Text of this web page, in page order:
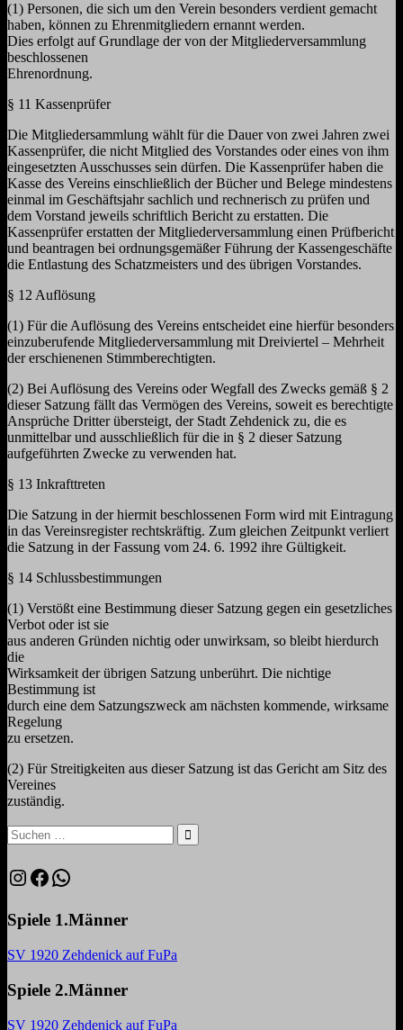
(1) Personen, die sich um den Verein besonders verdient gemacht
haben, können zu Ehrenmitgliedern ernannt werden.
Dies erfolgt auf Grundlage der von der Mitgliederversammlung
beschlossenen
Ehrenordnung.
§ 11 Kassenprüfer
Die Mitgliedersammlung wählt für die Dauer von zwei Jahren zwei
Kassenprüfer, die nicht Mitglied des Vorstandes oder eines von ihm
eingesetzten Ausschusses sein dürfen. Die Kassenprüfer haben die
Kasse des Vereins einschließlich der Bücher und Belege mindestens
einmal im Geschäftsjahr sachlich und rechnerisch zu prüfen und
dem Vorstand jeweils schriftlich Bericht zu erstatten. Die
Kassenprüfer erstatten der Mitgliederversammlung einen Prüfbericht
und beantragen bei ordnungsgemäßer Führung der Kassengeschäfte
die Entlastung des Schatzmeisters und des übrigen Vorstandes.
§ 12 Auflösung
(1) Für die Auflösung des Vereins entscheidet eine hierfür besonders
einzuberufende Mitgliederversammlung mit Dreiviertel – Mehrheit
der erschienenen Stimmberechtigten.
(2) Bei Auflösung des Vereins oder Wegfall des Zwecks gemäß § 2
dieser Satzung fällt das Vermögen des Vereins, soweit es berechtigte
Ansprüche Dritter übersteigt, der Stadt Zehdenick zu, die es
unmittelbar und ausschließlich für die in § 2 dieser Satzung
aufgeführten Zwecke zu verwenden hat.
§ 13 Inkrafttreten
Die Satzung in der hiermit beschlossenen Form wird mit Eintragung
in das Vereinsregister rechtskräftig. Zum gleichen Zeitpunkt verliert
die Satzung in der Fassung vom 24. 6. 1992 ihre Gültigkeit.
§ 14 Schlussbestimmungen
(1) Verstößt eine Bestimmung dieser Satzung gegen ein gesetzliches
Verbot oder ist sie
aus anderen Gründen nichtig oder unwirksam, so bleibt hierdurch
die
Wirksamkeit der übrigen Satzung unberührt. Die nichtige
Bestimmung ist
durch eine dem Satzungszweck am nächsten kommende, wirksame
Regelung
zu ersetzen.
(2) Für Streitigkeiten aus dieser Satzung ist das Gericht am Sitz des
Vereines
zuständig.
Suchen
nach:
Suchen
Instagram
Facebook
WhatsApp
Spiele 1.Männer
SV 1920 Zehdenick auf FuPa
Spiele 2.Männer
SV 1920 Zehdenick auf FuPa